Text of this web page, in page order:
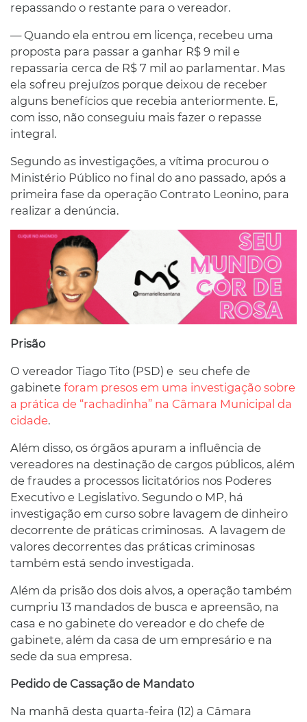
repassando o restante para o vereador.
— Quando ela entrou em licença, recebeu uma
proposta para passar a ganhar R$ 9 mil e
repassaria cerca de R$ 7 mil ao parlamentar. Mas
ela sofreu prejuízos porque deixou de receber
alguns benefícios que recebia anteriormente. E,
com isso, não conseguiu mais fazer o repasse
integral.
Segundo as investigações, a vítima procurou o
Ministério Público no final do ano passado, após a
primeira fase da operação Contrato Leonino, para
realizar a denúncia.
Prisão
O vereador Tiago Tito (PSD) e seu chefe de
gabinete foram presos em uma investigação sobre
a prática de “rachadinha” na Câmara Municipal da
cidade.
Além disso, os órgãos apuram a influência de
vereadores na destinação de cargos públicos, além
de fraudes a processos licitatórios nos Poderes
Executivo e Legislativo. Segundo o MP, há
investigação em curso sobre lavagem de dinheiro
decorrente de práticas criminosas. A lavagem de
valores decorrentes das práticas criminosas
também está sendo investigada.
Além da prisão dos dois alvos, a operação também
cumpriu 13 mandados de busca e apreensão, na
casa e no gabinete do vereador e do chefe de
gabinete, além da casa de um empresário e na
sede da sua empresa.
Pedido de Cassação de Mandato
Na manhã desta quarta-feira (12) a Câmara